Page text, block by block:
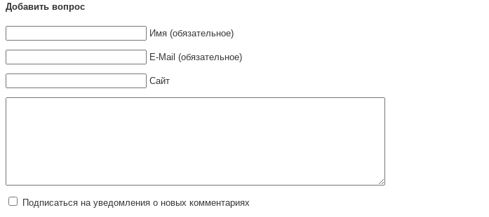
Добавить вопрос
Имя (обязательное)
E-Mail (обязательное)
Сайт
Подписаться на уведомления о новых комментариях